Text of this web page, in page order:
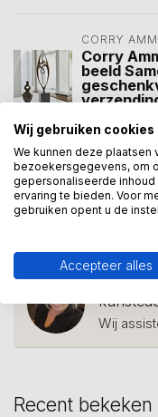
CORRY
Corry
beeld
Op voorraad
fusie(4)
toekomst
Heeft u
Wij
Recent bekeken
Wij gebruiken cookies
We kunnen deze plaatsen
bezoekersgegevens, om
gepersonaliseerde
ervaring te bieden. Voor
gebruiken opent u de
Accepteer alles